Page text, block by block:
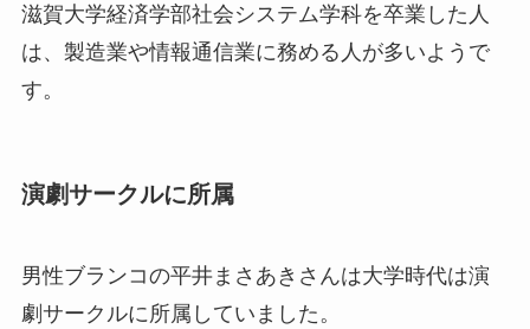
滋賀大学経済学部社会システム学科を卒業した人
は、製造業や情報通信業に務める人が多いようで
す。
演劇サークルに所属
男性ブランコの平井まさあきさんは大学時代は演
劇サークルに所属していました。